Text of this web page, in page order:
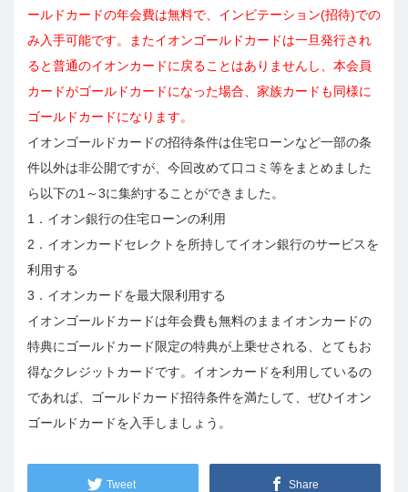
ールドカードの年会費は無料で、インビテーション(招待)での
み入手可能です。またイオンゴールドカードは一旦発行され
ると普通のイオンカードに戻ることはありませんし、本会員
カードがゴールドカードになった場合、家族カードも同様に
ゴールドカードになります。
イオンゴールドカードの招待条件は住宅ローンなど一部の条
件以外は非公開ですが、今回改めて口コミ等をまとめました
ら以下の1～3に集約することができました。
1．イオン銀行の住宅ローンの利用
2．イオンカードセレクトを所持してイオン銀行のサービスを
利用する
3．イオンカードを最大限利用する
イオンゴールドカードは年会費も無料のままイオンカードの
特典にゴールドカード限定の特典が上乗せされる、とてもお
得なクレジットカードです。イオンカードを利用しているの
であれば、ゴールドカード招待条件を満たして、ぜひイオン
ゴールドカードを入手しましょう。
Tweet Share